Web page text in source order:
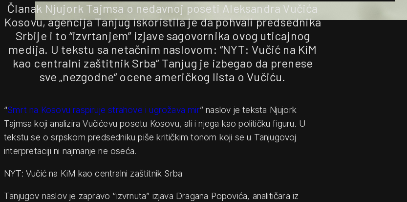
Članak Njujork Tajmsa o nedavnoj poseti Aleksandra Vučića
Kosovu, agencija Tanjug iskoristila je da pohvali predsednika
Srbije i to “izvrtanjem” izjave sagovornika ovog uticajnog
medija. U tekstu sa netačnim naslovom: “NYT: Vučić na KiM
kao centralni zaštitnik Srba“ Tanjug je izbegao da prenese
sve „nezgodne“ ocene američkog lista o Vučiću.
“Smrt na Kosovu raspiruje strahove i ugrožava mir” naslov je teksta Njujork
Tajmsa koji analizira Vučićevu posetu Kosovu, ali i njega kao političku figuru. U
tekstu se o srpskom predsedniku piše kritičkim tonom koji se u Tanjugovoj
interpretaciji ni najmanje ne oseća.
NYT: Vučić na KiM kao centralni zaštitnik Srba
Tanjugov naslov je zapravo “izvrnuta” izjava Dragana Popovića, analitičara iz